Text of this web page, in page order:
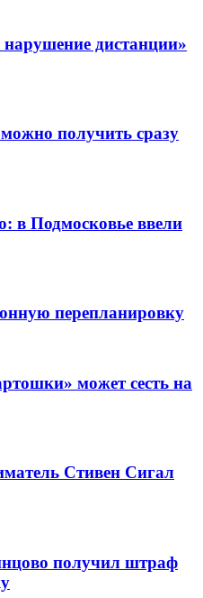
дистанции»
получить сразу
в Подмосковье ввели
перепланировку
может сесть на
Стивен Сигал
получил штраф